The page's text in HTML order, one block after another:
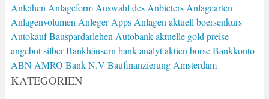
Anleihen Anlageform Auswahl des Anbieters Anlagearten
Anlagenvolumen Anleger Apps Anlagen aktuell boersenkurs
Autokauf Bauspardarlehen Autobank aktuelle gold preise
angebot silber Bankhäusern bank analyt aktien börse Bankkonto
ABN AMRO Bank N.V Baufinanzierung Amsterdam
KATEGORIEN